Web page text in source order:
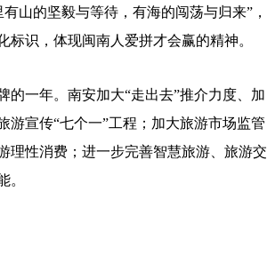
山的坚毅与等待，有海的闯荡与归来”，
识，体现闽南人爱拼才会赢的精神。
一年。南安加大“走出去”推介力度、加
游宣传“七个一”工程；加大旅游市场监管
理性消费；进一步完善智慧旅游、旅游交
。